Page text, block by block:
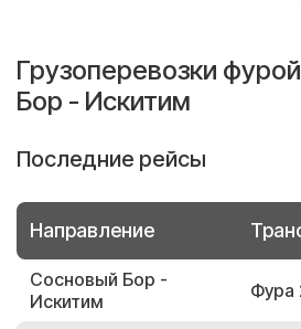
Грузоперевозки
Бор - Искитим
Последние рейсы
Направление
Сосновый Бор -
Искитим
Фура